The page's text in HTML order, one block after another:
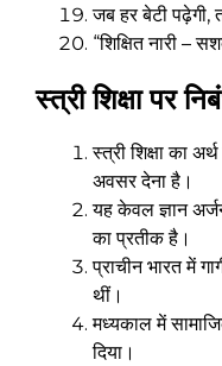
जब हर बेटी पढ़ेगी,
“शिक्षित नारी –
स्त्री शिक्षा पर
स्त्री शिक्षा का
अवसर देना है।
यह केवल ज्ञान
का प्रतीक है।
प्राचीन भारत में
थीं।
मध्यकाल में
दिया।